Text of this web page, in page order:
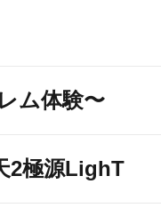
ム体験〜
2極源LighT